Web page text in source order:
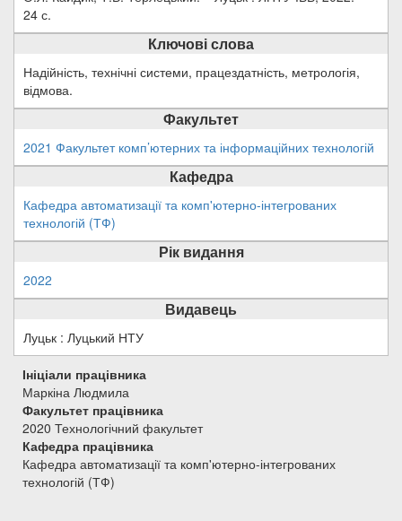
24 с.
Ключові слова
Надійність, технічні системи, працездатність, метрологія,
відмова.
Факультет
2021 Факультет комп’ютерних та інформаційних технологій
Кафедра
Кафедра автоматизації та комп'ютерно-інтегрованих
технологій (ТФ)
Рік видання
2022
Видавець
Луцьк : Луцький НТУ
Ініціали працівника
Маркіна Людмила
Факультет працівника
2020 Технологічний факультет
Кафедра працівника
Кафедра автоматизації та комп'ютерно-інтегрованих
технологій (ТФ)